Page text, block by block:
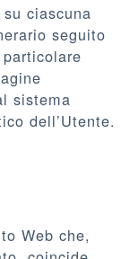
ciascuna
seguito
sistema
dell’Utente.
Web che,